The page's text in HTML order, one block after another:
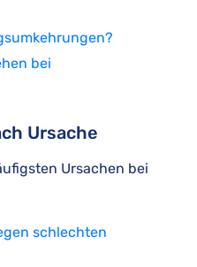
bei
Ursache
Ursachen bei
schlechten